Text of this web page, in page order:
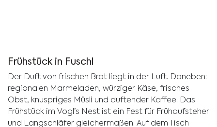
Frühstück in Fuschl
Der Duft von frischen Brot liegt in der Luft. Daneben:
regionalen Marmeladen, würziger Käse, frisches
Obst, knuspriges Müsli und duftender Kaffee. Das
Frühstück im Vogl’s Nest ist ein Fest für Frühaufsteher
und Langschläfer gleichermaßen. Auf dem Tisch